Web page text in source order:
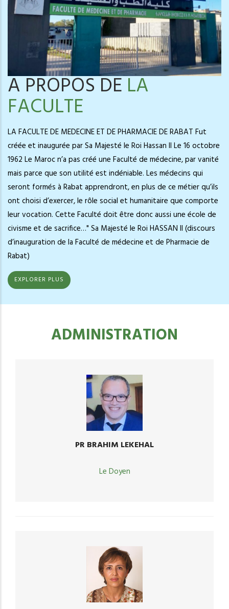
A PROPOS DELA
FACULTE
LA FACULTE DE MEDECINE ET DE PHARMACIE DE RABAT Fut
créée et inaugurée par Sa Majesté le Roi Hassan II Le 16 octobre
1962 Le Maroc n’a pas créé une Faculté de médecine, par vanité
mais parce que son utilité est indéniable. Les médecins qui
seront formés à Rabat apprendront, en plus de ce métier qu’ils
ont choisi d’exercer, le rôle social et humanitaire que comporte
leur vocation. Cette Faculté doit être donc aussi une école de
civisme et de sacrifice…" Sa Majesté le Roi HASSAN II (discours
d’inauguration de la Faculté de médecine et de Pharmacie de
Rabat)
EXPLORER PLUS
ADMINISTRATION
PR BRAHIM LEKEHAL
Le Doyen